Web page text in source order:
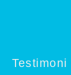
Testimoni